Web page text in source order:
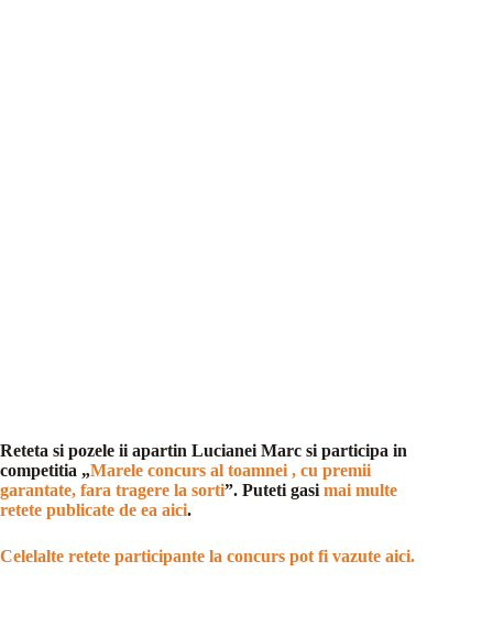
Reteta si pozele ii apartin Lucianei Marc si participa in
competitia „Marele concurs al toamnei , cu premii
garantate, fara tragere la sorti”. Puteti gasimai multe
retete publicate de ea aici.
Celelalte retete participante la concurs pot fi vazute aici.